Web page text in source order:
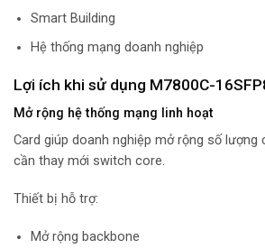
Smart Building
Hệ thống mạng doanh nghiệp
Lợi ích khi sử dụng M7800C-
Mở rộng hệ thống mạng linh hoạt
Card giúp doanh nghiệp mở rộng số lượng
cần thay mới switch core.
Thiết bị hỗ trợ:
Mở rộng backbone